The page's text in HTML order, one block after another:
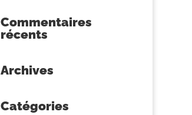
Commentaires
récents
Archives
Catégories